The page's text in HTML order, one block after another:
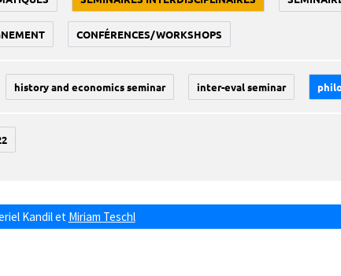
CONFÉRENCES/WORKSHOPS
history and economics seminar inter-eval seminar
Kandilet Miriam Teschl